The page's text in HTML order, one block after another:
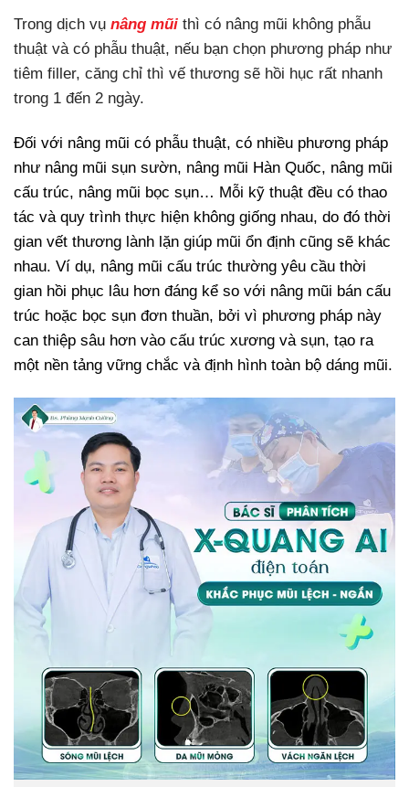
Trong dịch vụ nâng mũi thì có nâng mũi không phẫu
thuật và có phẫu thuật, nếu bạn chọn phương pháp như
tiêm filler, căng chỉ thì vế thương sẽ hồi hục rất nhanh
trong 1 đến 2 ngày.
Đối với nâng mũi có phẫu thuật, có nhiều phương pháp
như nâng mũi sụn sườn, nâng mũi Hàn Quốc, nâng mũi
cấu trúc, nâng mũi bọc sụn… Mỗi kỹ thuật đều có thao
tác và quy trình thực hiện không giống nhau, do đó thời
gian vết thương lành lặn giúp mũi ổn định cũng sẽ khác
nhau. Ví dụ, nâng mũi cấu trúc thường yêu cầu thời
gian hồi phục lâu hơn đáng kể so với nâng mũi bán cấu
trúc hoặc bọc sụn đơn thuần, bởi vì phương pháp này
can thiệp sâu hơn vào cấu trúc xương và sụn, tạo ra
một nền tảng vững chắc và định hình toàn bộ dáng mũi.